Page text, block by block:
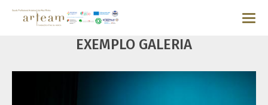
EXEMPLO GALERIA